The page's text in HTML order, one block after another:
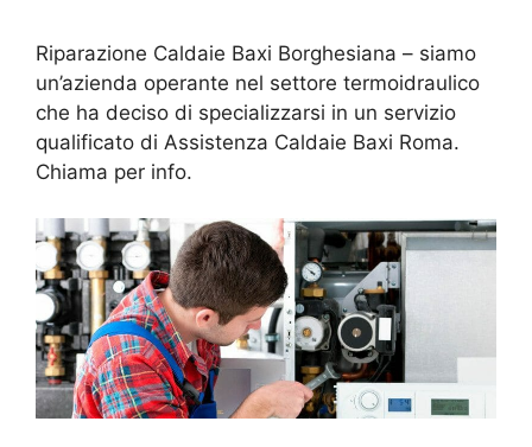
Riparazione Caldaie Baxi Borghesiana – siamo
un’azienda operante nel settore termoidraulico
che ha deciso di specializzarsi in un servizio
qualificato di Assistenza Caldaie Baxi Roma.
Chiama per info.